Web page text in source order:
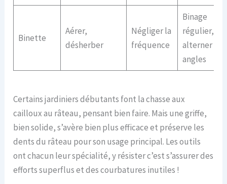
Binette
Aérer,
désherber
Négliger la
fréquence
Binage
régulier,
alterner
angles
Certains jardiniers débutants font la chasse aux
cailloux au râteau, pensant bien faire. Mais une griffe,
bien solide, s’avère bien plus efficace et préserve les
dents du râteau pour son usage principal. Les outils
ont chacun leur spécialité, y résister c’est s’assurer des
efforts superflus et des courbatures inutiles !